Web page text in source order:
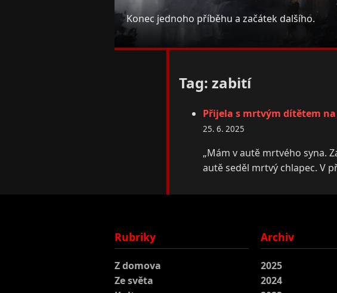
Konec jednoho příběhu a začátek dalšího.
Tag: zabití
Přijela s mrtvým dítětem
25. 6. 2025
„Mám v autě mrtvého syna.
autě seděl mrtvý chlapec. V
Rubriky
Z domova
Ze světa
Archiv
2025
2024